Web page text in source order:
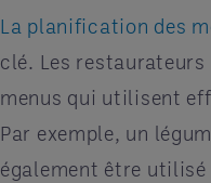
La planification des
clé. Les
menus qui utilisent
Par exemple, un
également être utilisé